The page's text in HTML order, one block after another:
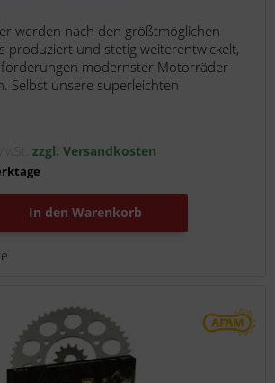
werden nach den größtmöglichen
produziert und stetig weiterentwickelt,
modernster Motorräder
Selbst unsere superleichten
zzgl. Versandkosten
In den Warenkorb